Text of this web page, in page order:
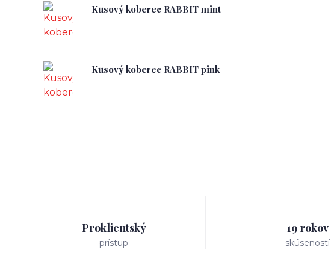
Kusový koberec RABBIT mint
Kusový koberec RABBIT pink
Proklientský
prístup
19 rokov
skúseností